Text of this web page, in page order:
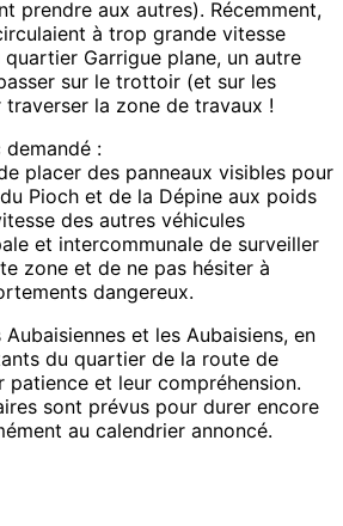
prendre aux autres). Récemment,
à trop grande vitesse
Garrigue plane, un autre
sur le trottoir (et sur les
la zone de travaux !
demandé :
placer des panneaux visibles pour
Pioch et de la Dépine aux poids
des autres véhicules
et intercommunale de surveiller
zone et de ne pas hésiter à
dangereux.
et les Aubaisiens, en
du quartier de la route de
patience et leur compréhension.
sont prévus pour durer encore
au calendrier annoncé.